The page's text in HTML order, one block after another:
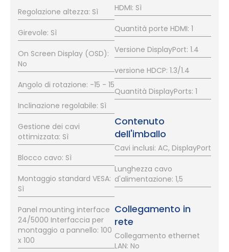
Regolazione altezza: Sì
Girevole: Sì
On Screen Display (OSD):
No
Angolo di rotazione: -15 - 15
Inclinazione regolabile: Sì
Gestione dei cavi
ottimizzata: Sì
Blocco cavo: Sì
Montaggio standard VESA:
Sì
Panel mounting interface
24/5000 Interfaccia per
montaggio a pannello: 100
x 100
HDMI: Sì
Quantità porte HDMI: 1
Versione DisplayPort: 1.4
versione HDCP: 1.3/1.4
Quantità DisplayPorts: 1
Contenuto
dell'imballo
Cavi inclusi: AC, DisplayPort
Lunghezza cavo
d'alimentazione: 1,5
Collegamento in
rete
Collegamento ethernet
LAN: No